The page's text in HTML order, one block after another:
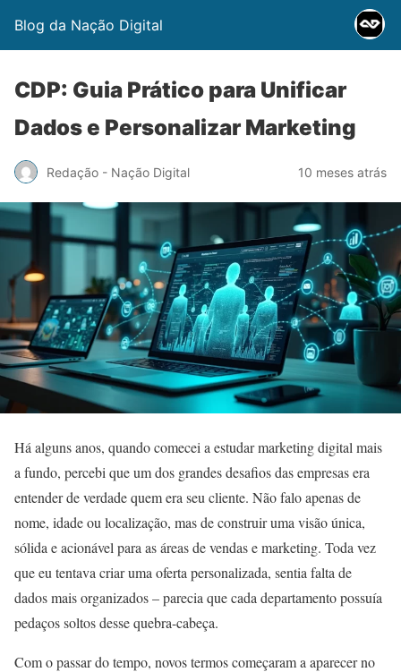
Blog da Nação Digital
CDP: Guia Prático para Unificar
Dados e Personalizar Marketing
Redação - Nação Digital 10 meses atrás
Há alguns anos, quando comecei a estudar marketing digital mais
a fundo, percebi que um dos grandes desafios das empresas era
entender de verdade quem era seu cliente. Não falo apenas de
nome, idade ou localização, mas de construir uma visão única,
sólida e acionável para as áreas de vendas e marketing. Toda vez
que eu tentava criar uma oferta personalizada, sentia falta de
dados mais organizados – parecia que cada departamento possuía
pedaços soltos desse quebra-cabeça.
Com o passar do tempo, novos termos começaram a aparecer no